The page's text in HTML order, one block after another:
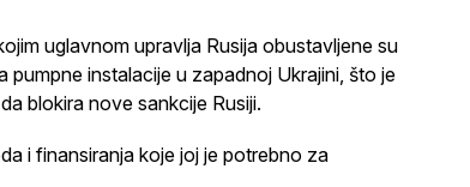
uglavnom upravlja Rusija obustavljene su
instalacije u zapadnoj Ukrajini, što je
blokira nove sankcije Rusiji.
i finansiranja koje joj je potrebno za